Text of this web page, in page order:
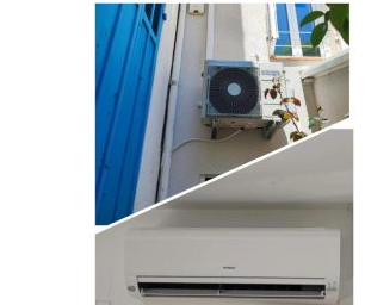
notre renommée en région PACA.
Demandez votre devis pour votre
climatisation à Martigues en
quelques clics. Nous sommes là
répondre à toutes vos questions
produits et services par téléphone.